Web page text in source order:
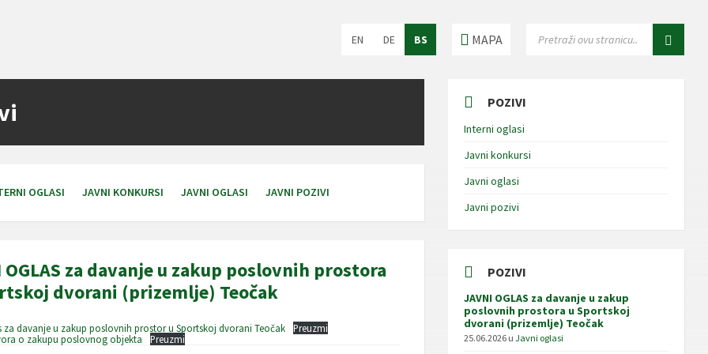
language:
EN DE BS MAPA
OGLASI JAVNI KONKURSI JAVNI OGLASI JAVNI POZIVI
OGLAS za davanje u zakup poslovnih prostora
dvorani (prizemlje) Teočak
za davanje u zakup poslovnih prostor u Sportskoj dvorani Teočak
Preuzmi
o zakupu poslovnog objekta
Preuzmi
POZIVI
Interni oglasi
Javni konkursi
Javni oglasi
Javni pozivi
POZIVI
JAVNI OGLAS za davanje u zakup
poslovnih prostora u Sportskoj
dvorani (prizemlje) Teočak
25.06.2026 uJavni oglasi